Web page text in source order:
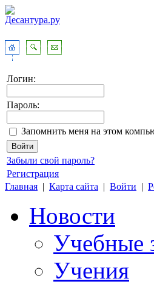
Логин:
Пароль:
Запомнить меня на этом
Забыли свой пароль?
Регистрация
Главная | Карта сайта | Войти |
Новости
Учебные
Учения